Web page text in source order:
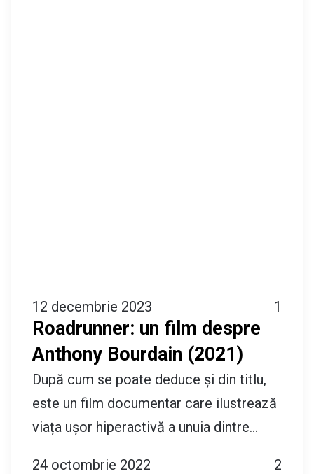
12 decembrie 2023 1
Roadrunner: un film despre
Anthony Bourdain (2021)
După cum se poate deduce și din titlu,
este un film documentar care ilustrează
viața ușor hiperactivă a unuia dintre…
24 octombrie 2022 2